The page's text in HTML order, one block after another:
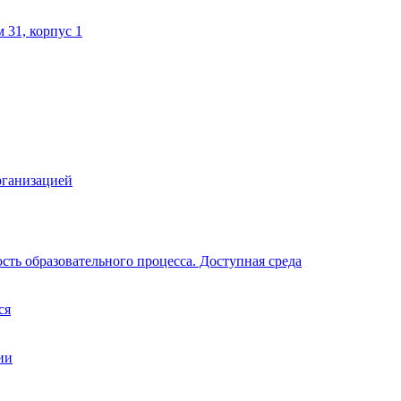
корпус 1
образовательного процесса. Доступная среда